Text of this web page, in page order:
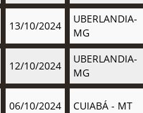
13/10/2024
UBERLANDIA-
MG
12/10/2024
UBERLANDIA-
MG
06/10/2024 CUIABÁ - MT